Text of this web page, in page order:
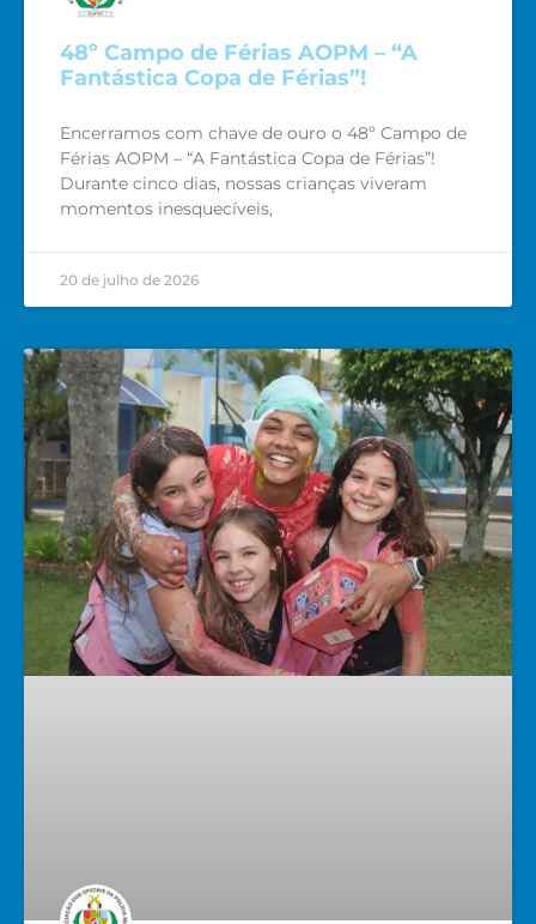
48º Campo de Férias AOPM – “A
Fantástica Copa de Férias”!
Encerramos com chave de ouro o 48º Campo de
Férias AOPM – “A Fantástica Copa de Férias”!
Durante cinco dias, nossas crianças viveram
momentos inesquecíveis,
20 de julho de 2026